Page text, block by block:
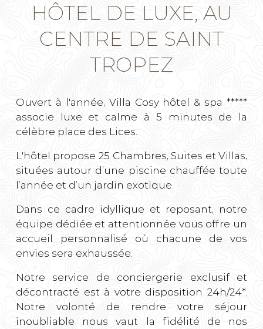
HÔTEL DE LUXE, AU
CENTRE DE SAINT
TROPEZ
Ouvert à l'année, Villa Cosy hôtel & spa *****
associe luxe et calme à 5 minutes de la
célèbre place des Lices.
L'hôtel propose 25 Chambres, Suites et Villas,
situées autour d’une piscine chauffée toute
l’année et d’un jardin exotique.
Dans ce cadre idyllique et reposant, notre
équipe dédiée et attentionnée vous offre un
accueil personnalisé où chacune de vos
envies sera exhaussée.
Notre service de conciergerie exclusif et
décontracté est à votre disposition 24h/24*.
Notre volonté de rendre votre séjour
inoubliable nous vaut la fidélité de nos